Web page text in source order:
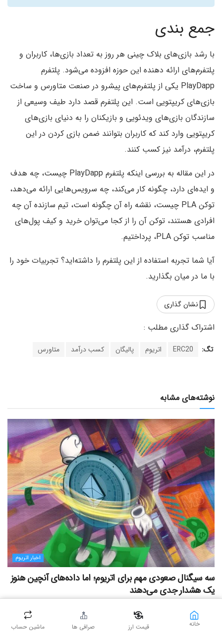
جمع بندی
با رشد بازی‌های بلاک چینی هر روز به تعداد بازی‌ها، کاربران و
پلتفرم‌های ارائه ‌دهنده این حوزه افزوده می‌شود. پلتفرم
PlayDapp یکی از پلتفرم‌های پیشرو در صنعت متاورس و ساخت
بازی‌های کریپتویی است. این پلتفرم قصد دارد طیف وسیعی از
سازندگان بازی‌های ویدئویی و بازیکنان را به دنیای بازی‌های
کریپتویی وارد کند که کاربران بتوانند ضمن بازی کردن در این
پلتفرم، درآمد نیز کسب کنند.
در این مقاله به بررسی اینکه پلتفرم PlayDapp چیست، چه هدف
و ایده‌ای دارد، چگونه کار می‌کند، چه سرویس‌هایی ارائه می‌دهد،
توکن PLA چیست، نقشه راه آن چگونه است، تیم سازنده آن چه
افرادی هستند، توکن آن را از کجا می‌توان خرید و کیف پول‌های
مناسب توکن PLA، پرداختیم.
آیا شما تجربه استفاده از این پلتفرم را داشته‌اید؟ تجربیات خود را
با ما در میان بگذارید.
نشان گذاری
تگ: ERC20 اتریوم پالیگان کسب درآمد متاورس
نوشته‌های مشابه
اخبار اتریوم
سه سیگنال صعودی مهم برای اتریوم؛ اما داده‌های آنچین هنوز
یک هشدار جدی می‌دهند
خانه قیمت ارز صرافی ها ماشین حساب